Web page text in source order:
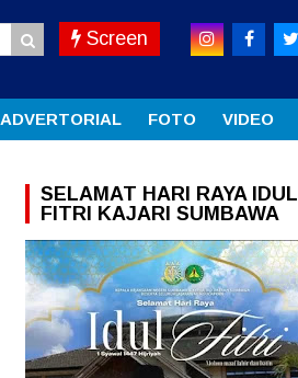
Screen
ADVERTORIAL FOTO VIDEO
SELAMAT HARI RAYA IDUL
FITRI KAJARI SUMBAWA